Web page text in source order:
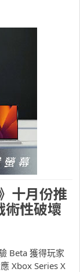
十月份推
術性破壞
Beta 獲得玩家
Xbox Series X